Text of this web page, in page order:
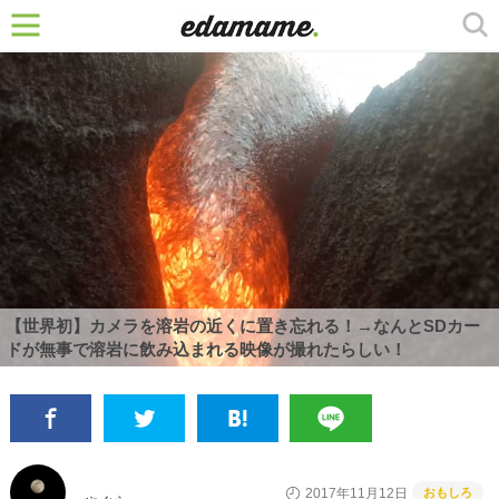
【世界初】カメラを溶岩の近くに置き忘れる！→なんとSDカー
ドが無事で溶岩に飲み込まれる映像が撮れたらしい！
2017年11月12日 おもしろ